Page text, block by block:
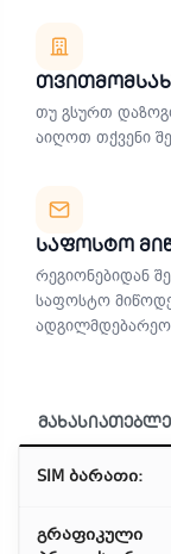
თუ გსურთ
აიღოთ თქვენი
Საფოსტო
რეგიონებიდან
საფოსტო
SIM ბარათი:
გრაფიკული